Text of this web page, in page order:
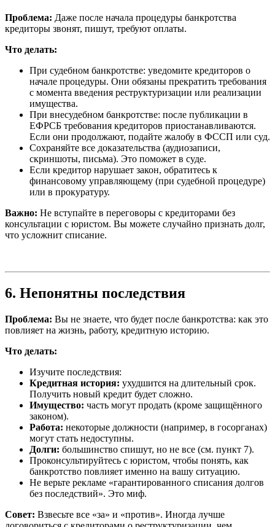
Проблема: Даже после начала процедуры банкротства
кредиторы звонят, пишут, требуют оплаты.
Что делать:
При судебном банкротстве: уведомите кредиторов о
начале процедуры. Они обязаны прекратить требования
с момента введения реструктуризации или реализации
имущества.
При внесудебном банкротстве: после публикации в
ЕФРСБ требования кредиторов приостанавливаются.
Если они продолжают, подайте жалобу в ФССП или суд.
Сохраняйте все доказательства (аудиозаписи,
скриншоты, письма). Это поможет в суде.
Если кредитор нарушает закон, обратитесь к
финансовому управляющему (при судебной процедуре)
или в прокуратуру.
Важно: Не вступайте в переговоры с кредиторами без
консультации с юристом. Вы можете случайно признать долг,
что усложнит списание.
6. Непонятны последствия
Проблема: Вы не знаете, что будет после банкротства: как это
повлияет на жизнь, работу, кредитную историю.
Что делать:
Изучите последствия:
Кредитная история: ухудшится на длительный срок.
Получить новый кредит будет сложно.
Имущество: часть могут продать (кроме защищённого
законом).
Работа: некоторые должности (например, в госорганах)
могут стать недоступны.
Долги: большинство спишут, но не все (см. пункт 7).
Проконсультируйтесь с юристом, чтобы понять, как
банкротство повлияет именно на вашу ситуацию.
Не верьте рекламе «гарантированного списания долгов
без последствий». Это миф.
Совет: Взвесьте все «за» и «против». Иногда лучше